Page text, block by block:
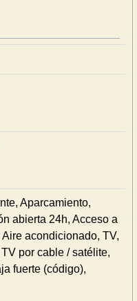
Aparcamiento,
abierta 24h, Acceso a
acondicionado, TV,
por cable / satélite,
fuerte (código),